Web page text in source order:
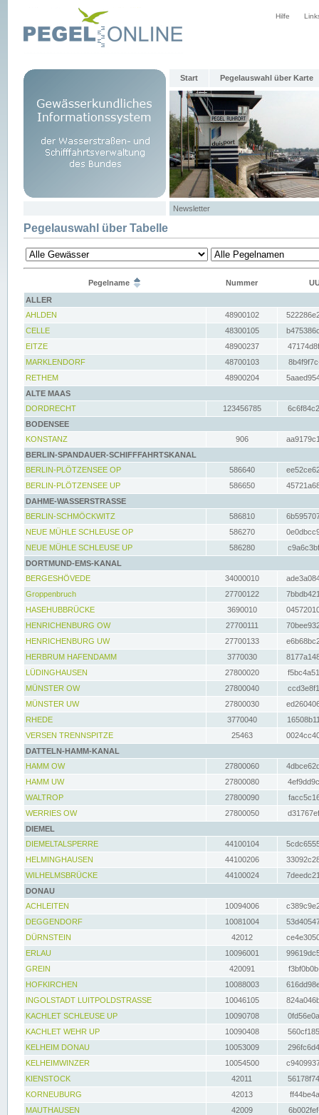
Hilfe
Start Pegelauswahl über Karte
Newsletter
Pegelauswahl über Tabelle
Pegelname Nummer
ALLER
AHLDEN
48900102
CELLE
48300105
EITZE
48900237
MARKLENDORF
48700103
RETHEM
48900204
ALTE MAAS
DORDRECHT
123456785
BODENSEE
KONSTANZ
906
BERLIN-SPANDAUER-SCHIFFFAHRTSKANAL
BERLIN-PLÖTZENSEE OP
586640
BERLIN-PLÖTZENSEE UP
586650
DAHME-WASSERSTRASSE
BERLIN-SCHMÖCKWITZ
586810
NEUE MÜHLE SCHLEUSE OP
586270
NEUE MÜHLE SCHLEUSE UP
586280
DORTMUND-EMS-KANAL
BERGESHÖVEDE
34000010
Groppenbruch
27700122
HASEHUBBRÜCKE
3690010
HENRICHENBURG OW
27700111
HENRICHENBURG UW
27700133
HERBRUM HAFENDAMM
3770030
LÜDINGHAUSEN
27800020
MÜNSTER OW
27800040
MÜNSTER UW
27800030
RHEDE
3770040
VERSEN TRENNSPITZE
25463
DATTELN-HAMM-KANAL
HAMM OW
27800060
HAMM UW
27800080
WALTROP
27800090
WERRIES OW
27800050
DIEMEL
DIEMELTALSPERRE
44100104
HELMINGHAUSEN
44100206
WILHELMSBRÜCKE
44100024
DONAU
ACHLEITEN
10094006
DEGGENDORF
10081004
DÜRNSTEIN
42012
ERLAU
10096001
GREIN
420091
HOFKIRCHEN
10088003
INGOLSTADT LUITPOLDSTRASSE
10046105
KACHLET SCHLEUSE UP
10090708
KACHLET WEHR UP
10090408
KELHEIM DONAU
10053009
KELHEIMWINZER
10054500
KIENSTOCK
42011
KORNEUBURG
42013
MAUTHAUSEN
42009